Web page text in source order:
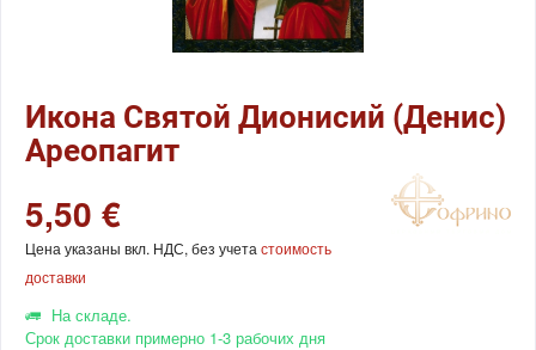
Икона Святой Дионисий (Денис)
Ареопагит
5,50 €
Цена указаны вкл. НДС, без учета стоимость
доставки
На складе.
Срок доставки примерно 1-3 рабочих дня